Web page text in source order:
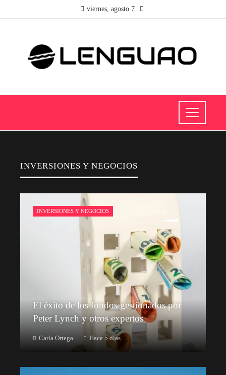
viernes, agosto 7
INVERSIONES Y NEGOCIOS
INVERSIONES Y NEGOCIOS
El éxito de los fondos gestionados por
Peter Lynch y otros expertos
Carla Ortega Hace 5 días